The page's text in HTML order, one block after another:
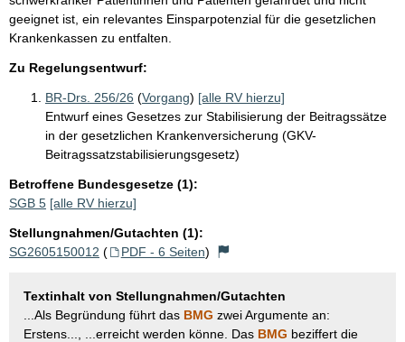
geeignet ist, ein relevantes Einsparpotenzial für die gesetzlichen
Krankenkassen zu entfalten.
Zu Regelungsentwurf:
BR-Drs. 256/26 (Vorgang) [alle RV hierzu]
Entwurf eines Gesetzes zur Stabilisierung der Beitragssätze
in der gesetzlichen Krankenversicherung (GKV-
Beitragssatzstabilisierungsgesetz)
Betroffene Bundesgesetze (1):
SGB 5 [alle RV hierzu]
Stellungnahmen/Gutachten (1):
SG2605150012 ( PDF - 6 Seiten)
Textinhalt von Stellungnahmen/Gutachten
...Als Begründung führt das BMG zwei Argumente an:
Erstens..., ...erreicht werden könne. Das BMG beziffert die